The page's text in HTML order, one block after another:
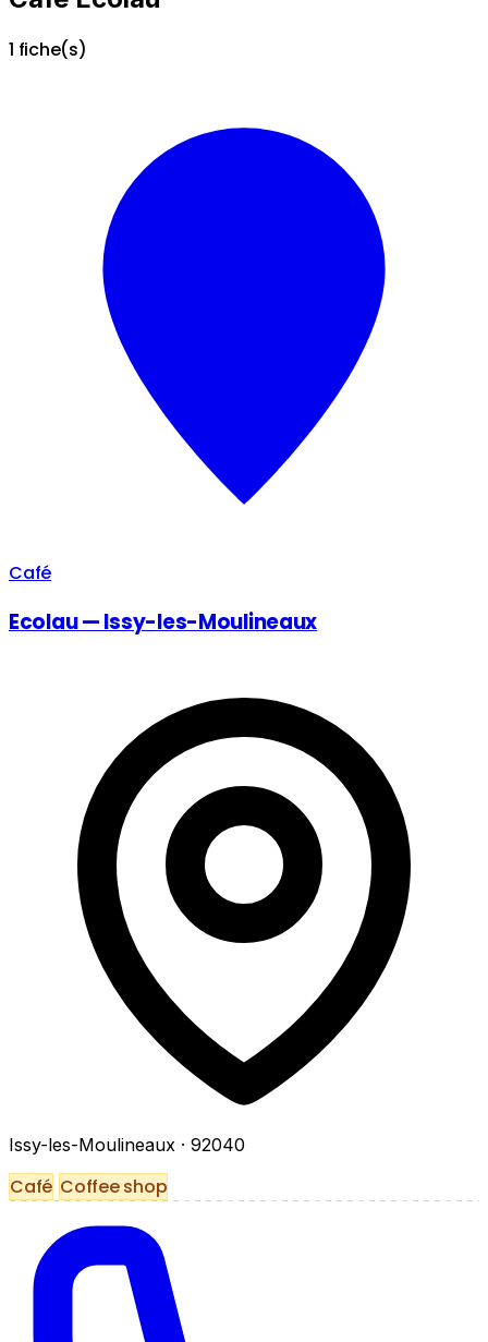
1 fiche(s)
Café
Ecolau — Issy-les-Moulineaux
Issy-les-Moulineaux · 92040
Café Coffee shop